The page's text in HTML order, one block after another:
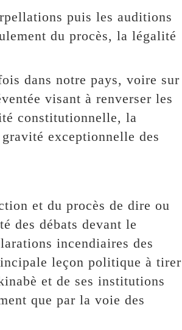
puis les auditions
du procès, la légalité
dans notre pays, voire sur
visant à renverser les
constitutionnelle, la
exceptionnelle des
et du procès de dire ou
des débats devant le
incendiaires des
leçon politique à tirer
et de ses institutions
que par la voie des